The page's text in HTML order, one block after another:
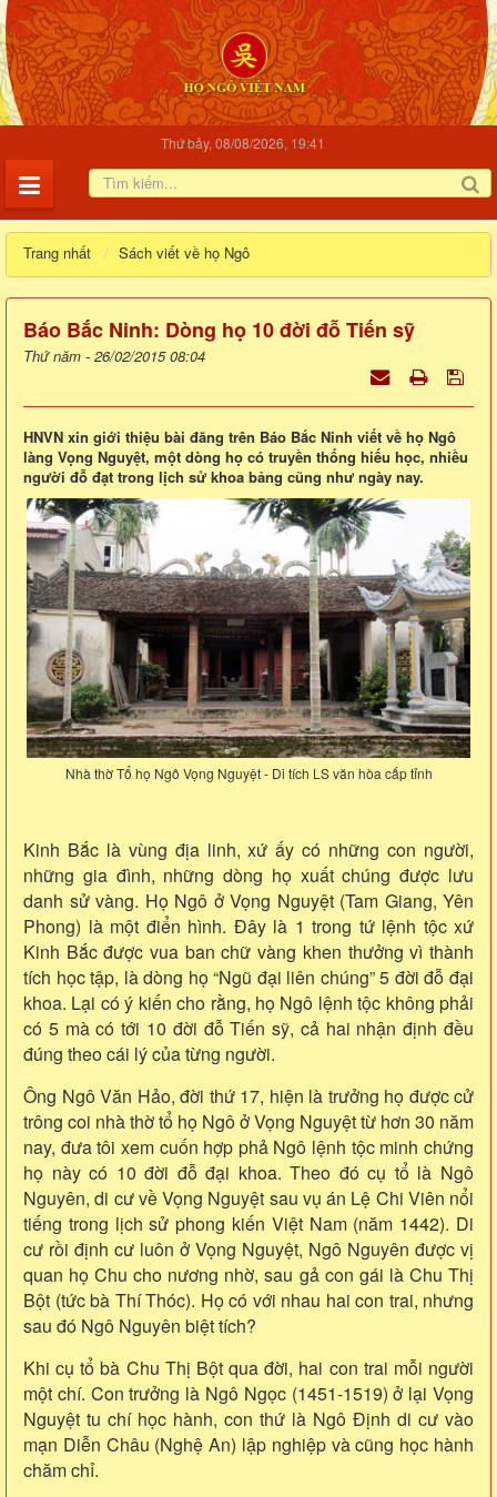
Thứ bảy, 08/08/2026, 19:41
Trang nhất Sách viết về họ Ngô
Báo Bắc Ninh: Dòng họ 10 đời đỗ Tiến sỹ
Thứ năm - 26/02/2015 08:04
HNVN xin giới thiệu bài đăng trên Báo Bắc Ninh viết về họ Ngô
làng Vọng Nguyệt, một dòng họ có truyền thống hiếu học, nhiều
người đỗ đạt trong lịch sử khoa bảng cũng như ngày nay.
Nhà thờ Tổ họ Ngô Vọng Nguyệt - Di tích LS văn hòa cấp tỉnh
Kinh Bắc là vùng địa linh, xứ ấy có những con người,
những gia đình, những dòng họ xuất chúng được lưu
danh sử vàng. Họ Ngô ở Vọng Nguyệt (Tam Giang, Yên
Phong) là một điển hình. Đây là 1 trong tứ lệnh tộc xứ
Kinh Bắc được vua ban chữ vàng khen thưởng vì thành
tích học tập, là dòng họ “Ngũ đại liên chúng” 5 đời đỗ đại
khoa. Lại có ý kiến cho rằng, họ Ngô lệnh tộc không phải
có 5 mà có tới 10 đời đỗ Tiến sỹ, cả hai nhận định đều
đúng theo cái lý của từng người.
Ông Ngô Văn Hảo, đời thứ 17, hiện là trưởng họ được cử
trông coi nhà thờ tổ họ Ngô ở Vọng Nguyệt từ hơn 30 năm
nay, đưa tôi xem cuốn hợp phả Ngô lệnh tộc minh chứng
họ này có 10 đời đỗ đại khoa. Theo đó cụ tổ là Ngô
Nguyên, di cư về Vọng Nguyệt sau vụ án Lệ Chi Viên nổi
tiếng trong lịch sử phong kiến Việt Nam (năm 1442). Di
cư rồi định cư luôn ở Vọng Nguyệt, Ngô Nguyên được vị
quan họ Chu cho nương nhờ, sau gả con gái là Chu Thị
Bột (tức bà Thí Thóc). Họ có với nhau hai con trai, nhưng
sau đó Ngô Nguyên biệt tích?
Khi cụ tổ bà Chu Thị Bột qua đời, hai con trai mỗi người
một chí. Con trưởng là Ngô Ngọc (1451-1519) ở lại Vọng
Nguyệt tu chí học hành, con thứ là Ngô Định di cư vào
mạn Diễn Châu (Nghệ An) lập nghiệp và cũng học hành
chăm chỉ.